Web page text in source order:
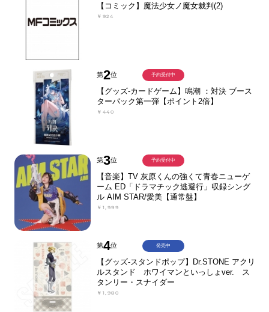
【コミック】魔法少女ノ魔女裁判(2)
￥924
第2位
【グッズ-カードゲーム】鳴潮 ：対決 ブース
ターパック第一弾【ポイント2倍】
￥440
予約受付中
第3位
【音楽】TV 灰原くんの強くて青春ニューゲ
ーム ED「ドラマチック逃避行」収録シング
ル AIM STAR/愛美【通常盤】
￥1,999
予約受付中
第4位
【グッズ-スタンドポップ】Dr.STONE アクリ
ルスタンド ホワイマンといっしょver. ス
タンリー・スナイダー
￥1,980
発売中